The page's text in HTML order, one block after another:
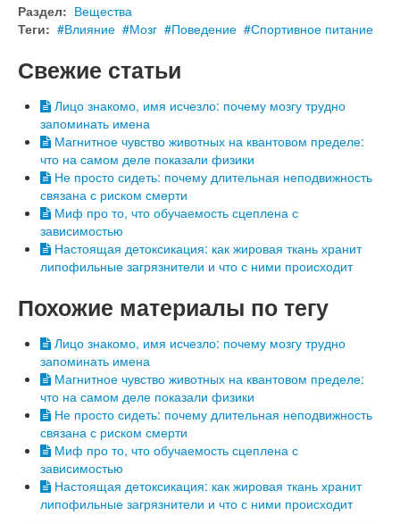
Раздел: Вещества
Теги:
Влияние Мозг Поведение Спортивное питание
Свежие статьи
Лицо знакомо, имя исчезло: почему мозгу трудно
запоминать имена
Магнитное чувство животных на квантовом пределе:
что на самом деле показали физики
Не просто сидеть: почему длительная неподвижность
связана с риском смерти
Миф про то, что обучаемость сцеплена с
зависимостью
Настоящая детоксикация: как жировая ткань хранит
липофильные загрязнители и что с ними происходит
Похожие материалы по тегу
Лицо знакомо, имя исчезло: почему мозгу трудно
запоминать имена
Магнитное чувство животных на квантовом пределе:
что на самом деле показали физики
Не просто сидеть: почему длительная неподвижность
связана с риском смерти
Миф про то, что обучаемость сцеплена с
зависимостью
Настоящая детоксикация: как жировая ткань хранит
липофильные загрязнители и что с ними происходит